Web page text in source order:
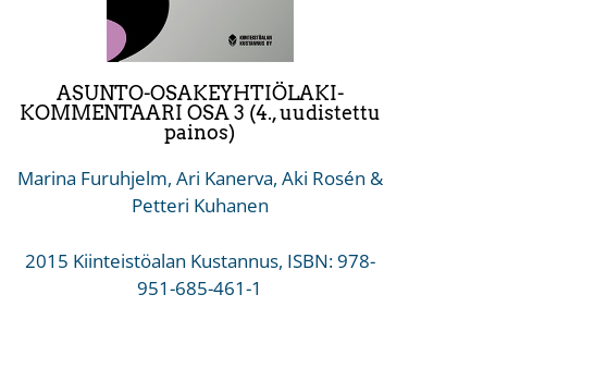
ASUNTO-OSAKEYHTIÖLAKI-
KOMMENTAARI OSA 3 (4., uudistettu
painos)
Marina Furuhjelm, Ari Kanerva, Aki Rosén &
Petteri Kuhanen
2015 Kiinteistöalan Kustannus, ISBN: 978-
951-685-461-1